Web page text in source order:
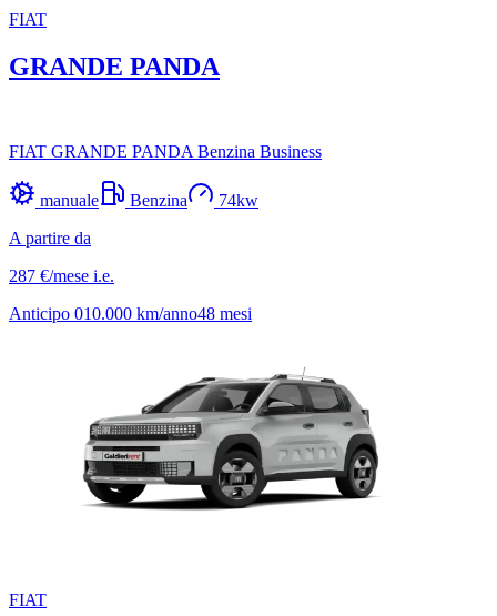
FIAT
GRANDE PANDA
FIAT GRANDE PANDA Benzina Business
manuale Benzina 74kw
A partire da
287 €/mese i.e.
Anticipo 010.000 km/anno48 mesi
FIAT